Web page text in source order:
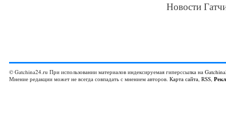
Новости
© Gatchina24.ru При использовании материалов индексируемая гиперссылка на
Мнение редакции может не всегда совпадать с мнением авторов. Карта сайта, RSS,